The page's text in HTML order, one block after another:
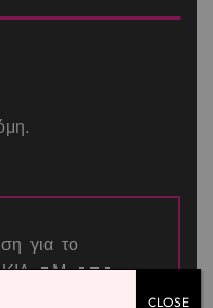
για το
3Μ 656
CLOSE